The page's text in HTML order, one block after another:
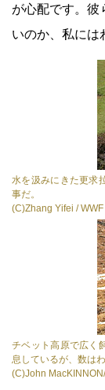
が心配です。彼
いのか、私には
水を汲みにきた更求
事だ。
(C)Zhang Yifei /
チベット高原で広く
息しているが、数は
(C)John